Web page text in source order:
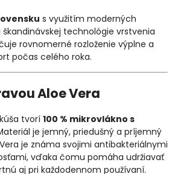
s využitím moderných
technológie vrstvenia
rovnomerné rozloženie výplne a
počas celého roka.
Aloe Vera
tvorí100 % mikrovlákno s
je jemný, priedušný a príjemný
je známa svojimi antibakteriálnymi
vďaka čomu pomáha udržiavať
aj pri každodennom používaní.